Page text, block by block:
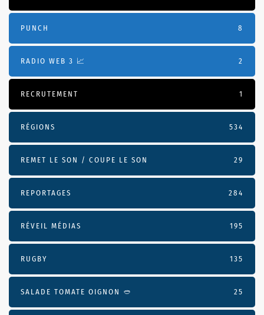
PUNCH 8
RADIO WEB 3 📈 2
RECRUTEMENT 1
RÉGIONS 534
REMET LE SON / COUPE LE SON 29
REPORTAGES 284
RÉVEIL MÉDIAS 195
RUGBY 135
SALADE TOMATE OIGNON 🥙 25